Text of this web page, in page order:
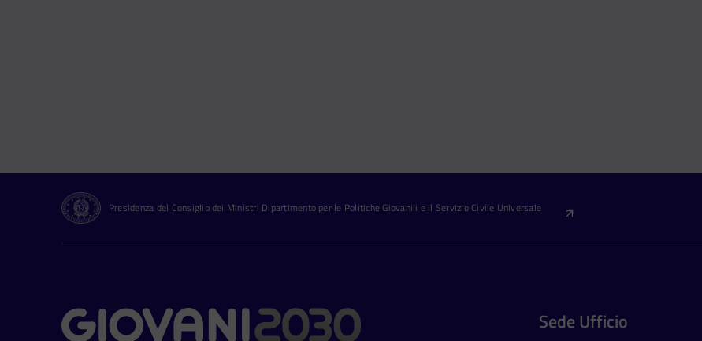
Presidenza del Consiglio dei Ministri Dipartimento per le Politiche Giovanili e il Servizio Civile Universale
Contatti Sede Ufficio